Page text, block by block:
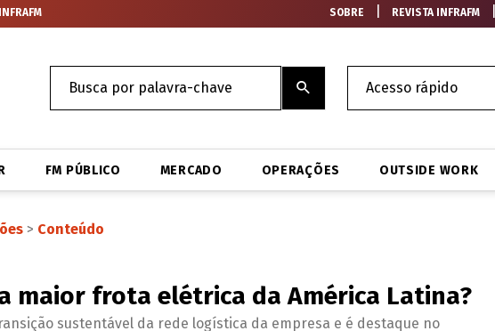
SOBRE REVISTA INFRAFM
FM PÚBLICO MERCADO OPERAÇÕES OUTSIDE WORK
> Conteúdo
maior frota elétrica da América Latina?
sustentável da rede logística da empresa e é destaque no